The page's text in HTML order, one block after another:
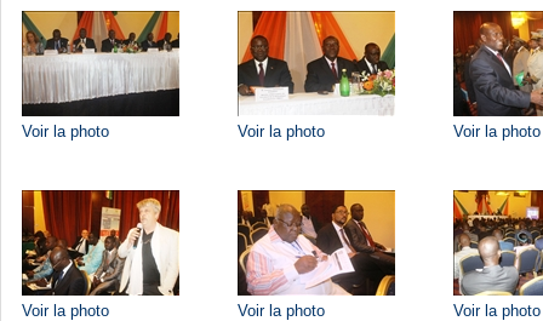
Voir la photo Voir la photo Voir la photo
Voir la photo Voir la photo Voir la photo